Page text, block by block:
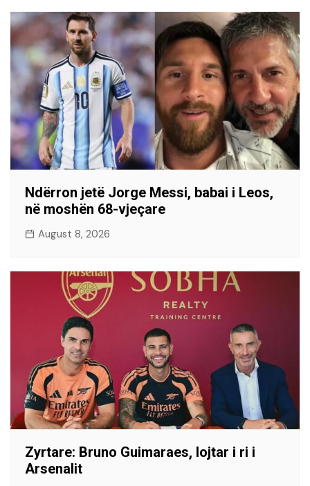
Ndërron jetë Jorge Messi, babai i Leos,
në moshën 68-vjeçare
August 8, 2026
​Zyrtare: Bruno Guimaraes, lojtar i ri i
Arsenalit